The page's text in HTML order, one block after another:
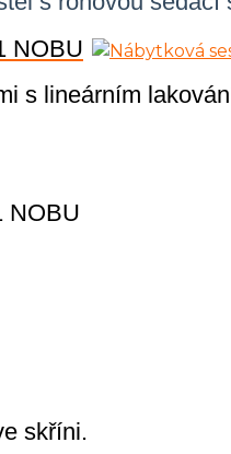
s lineárním
skříni.